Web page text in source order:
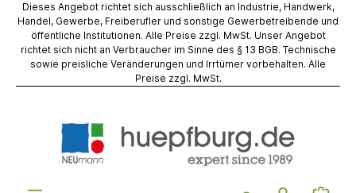
Dieses Angebot richtet sich ausschließlich an Industrie, Handwerk,
Handel, Gewerbe, Freiberufler und sonstige Gewerbetreibende und
öffentliche Institutionen. Alle Preise zzgl. MwSt. Unser Angebot
richtet sich nicht an Verbraucher im Sinne des § 13 BGB. Technische
sowie preisliche Veränderungen und Irrtümer vorbehalten. Alle
Preise zzgl. MwSt.